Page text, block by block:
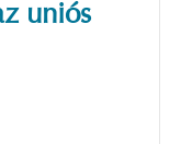
uniós